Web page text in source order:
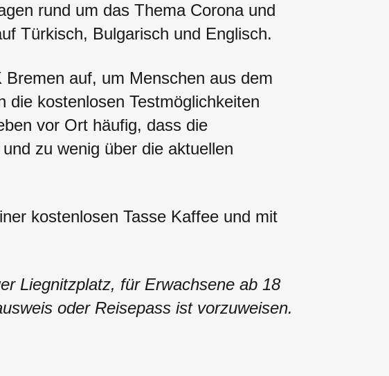
rund um das Thema Corona und
Türkisch, Bulgarisch und Englisch.
auf, um Menschen aus dem
die kostenlosen Testmöglichkeiten
vor Ort häufig, dass die
zu wenig über die aktuellen
kostenlosen Tasse Kaffee und mit
Liegnitzplatz, für Erwachsene ab 18
oder Reisepass ist vorzuweisen.